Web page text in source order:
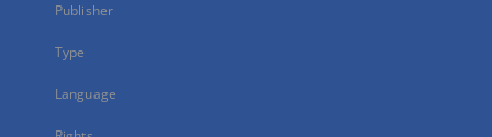
Publisher
Type
Language